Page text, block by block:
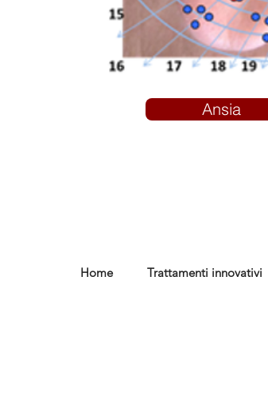
Ansia
Home Trattamenti innovativi